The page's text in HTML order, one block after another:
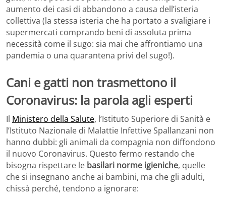
aumento dei casi di abbandono a causa dell’isteria
collettiva (la stessa isteria che ha portato a svaligiare i
supermercati comprando beni di assoluta prima
necessità come il sugo: sia mai che affrontiamo una
pandemia o una quarantena privi del sugo!).
Cani e gatti non trasmettono il
Coronavirus: la parola agli esperti
Il Ministero della Salute, l’Istituto Superiore di Sanità e
l’Istituto Nazionale di Malattie Infettive Spallanzani non
hanno dubbi: gli animali da compagnia non diffondono
il nuovo Coronavirus. Questo fermo restando che
bisogna rispettare le basilari norme igieniche, quelle
che si insegnano anche ai bambini, ma che gli adulti,
chissà perché, tendono a ignorare: